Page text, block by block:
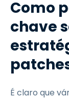
Como
chave
É claro que